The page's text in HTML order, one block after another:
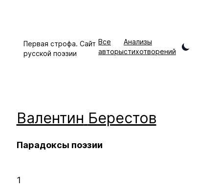
Первая строфа. Сайт
русской поэзии
Все
авторы
Анализы
стихотворений
Валентин Берестов
Парадоксы поэзии
1